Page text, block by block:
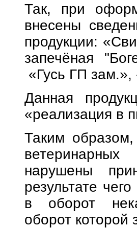
Так, при
внесены
продукции:
запечёная
«Гусь ГП
Данная
«реализация в
Таким
нарушены
результате
в оборот
оборот которой